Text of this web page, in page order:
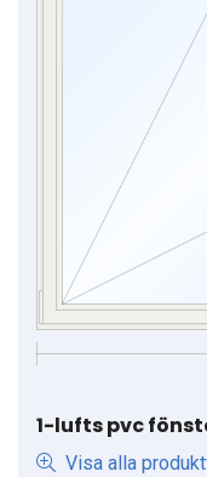
1-lufts pvc
Visa alla